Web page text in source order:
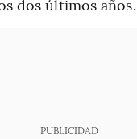
dos últimos años.
PUBLICIDAD